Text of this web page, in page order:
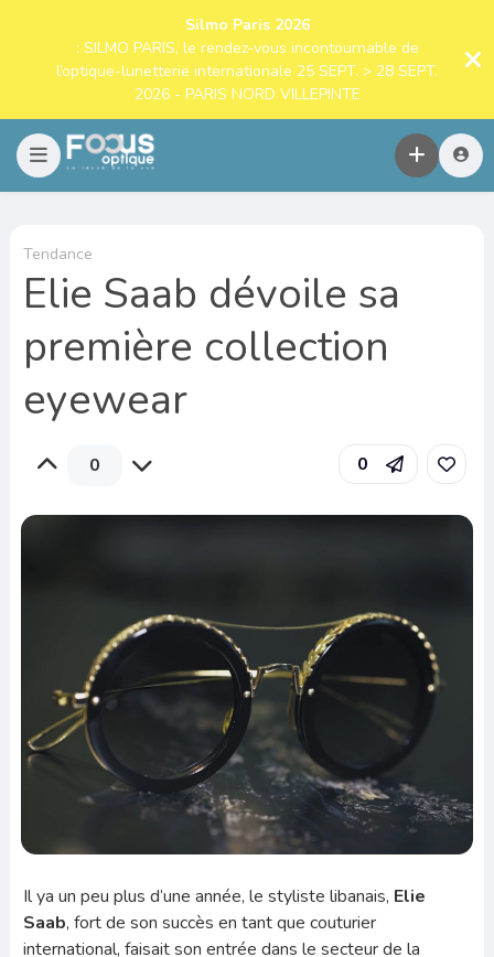
Silmo Paris 2026
: SILMO PARIS, le rendez-vous incontournable de
l’optique-lunetterie internationale 25 SEPT. > 28 SEPT.
2026 - PARIS NORD VILLEPINTE
Tendance
Elie Saab dévoile sa
première collection
eyewear
0 0
Il ya un peu plus d’une année, le styliste libanais, Elie
Saab, fort de son succès en tant que couturier
international, faisait son entrée dans le secteur de la